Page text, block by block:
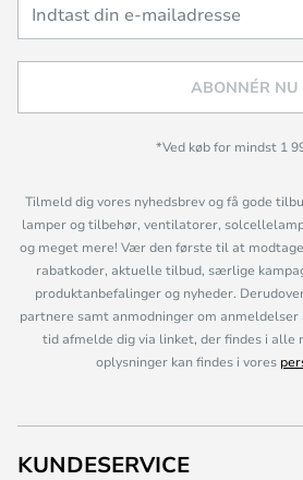
ABONNÉR NU
*Ved køb for mindst 1
Tilmeld dig vores nyhedsbrev og få gode
lamper og tilbehør, ventilatorer,
og meget mere! Vær den første til at
rabatkoder, aktuelle tilbud, særlige
produktanbefalinger og nyheder.
partnere samt anmodninger om anmeldelser
tid afmelde dig via linket, der findes i alle
oplysninger kan findes i vores
KUNDESERVICE